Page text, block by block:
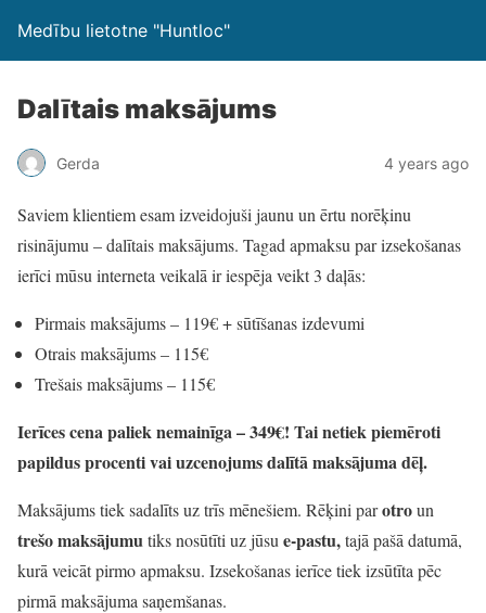
Medību lietotne "Huntloc"
Dalītais maksājums
Gerda 4 years ago
Saviem klientiem esam izveidojuši jaunu un ērtu norēķinu
risinājumu – dalītais maksājums. Tagad apmaksu par izsekošanas
ierīci mūsu interneta veikalā ir iespēja veikt 3 daļās:
Pirmais maksājums – 119€ + sūtīšanas izdevumi
Otrais maksājums – 115€
Trešais maksājums – 115€
Ierīces cena paliek nemainīga – 349€! Tai netiek piemēroti
papildus procenti vai uzcenojums dalītā maksājuma dēļ.
Maksājums tiek sadalīts uz trīs mēnešiem. Rēķini parotroun
trešo maksājumutiks nosūtīti uz jūsu e-pastu,tajā pašā datumā,
kurā veicāt pirmo apmaksu. Izsekošanas ierīce tiek izsūtīta pēc
pirmā maksājuma saņemšanas.